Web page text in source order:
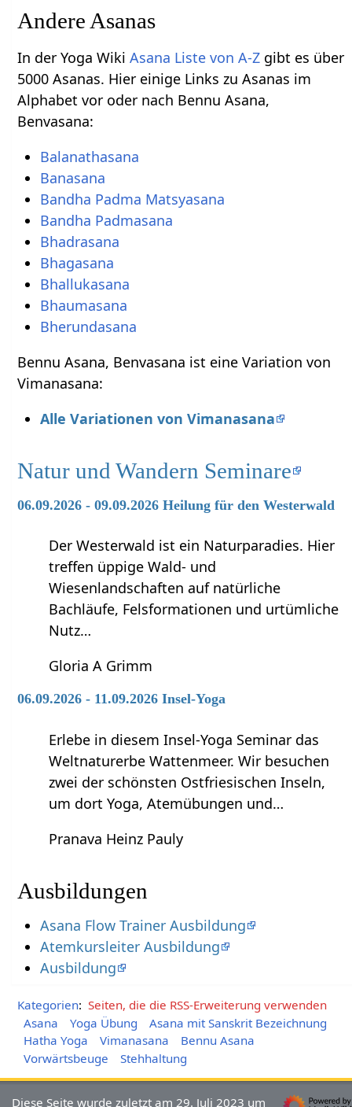
Andere Asanas
In der Yoga WikiAsana Liste von A-Z gibt es über
5000 Asanas. Hier einige Links zu Asanas im
Alphabet vor oder nach Bennu Asana,
Benvasana:
Balanathasana
Banasana
Bandha Padma Matsyasana
Bandha Padmasana
Bhadrasana
Bhagasana
Bhallukasana
Bhaumasana
Bherundasana
Bennu Asana, Benvasana ist eine Variation von
Vimanasana:
Alle Variationen von Vimanasana
Natur und Wandern Seminare
06.09.2026 - 09.09.2026 Heilung für den Westerwald
Der Westerwald ist ein Naturparadies. Hier
treffen üppige Wald- und
Wiesenlandschaften auf natürliche
Bachläufe, Felsformationen und urtümliche
Nutz…
Gloria A Grimm
06.09.2026 - 11.09.2026 Insel-Yoga
Erlebe in diesem Insel-Yoga Seminar das
Weltnaturerbe Wattenmeer. Wir besuchen
zwei der schönsten Ostfriesischen Inseln,
um dort Yoga, Atemübungen und…
Pranava Heinz Pauly
Ausbildungen
Asana Flow Trainer Ausbildung
Atemkursleiter Ausbildung
Ausbildung
Kategorien: Seiten, die die RSS-Erweiterung verwenden
Asana
Yoga Übung
Asana mit Sanskrit Bezeichnung
Hatha Yoga
Vimanasana
Bennu Asana
Vorwärtsbeuge
Stehhaltung
Diese Seite wurde zuletzt am 29. Juli 2023 um